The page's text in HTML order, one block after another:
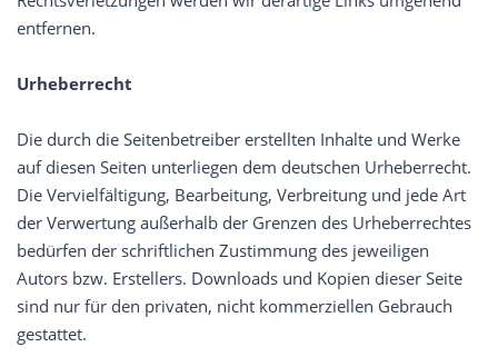
entfernen.
Urheberrecht
Die durch die Seitenbetreiber erstellten Inhalte und Werke
auf diesen Seiten unterliegen dem deutschen Urheberrecht.
Die Vervielfältigung, Bearbeitung, Verbreitung und jede Art
der Verwertung außerhalb der Grenzen des Urheberrechtes
bedürfen der schriftlichen Zustimmung des jeweiligen
Autors bzw. Erstellers. Downloads und Kopien dieser Seite
sind nur für den privaten, nicht kommerziellen Gebrauch
gestattet.